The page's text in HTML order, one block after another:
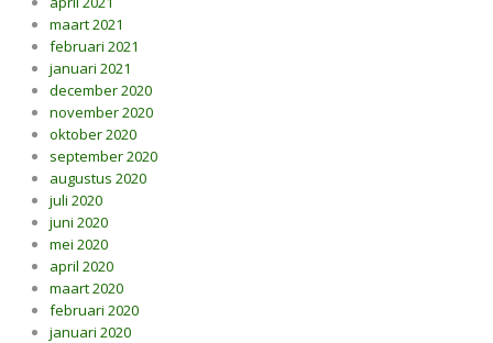
maart 2021
februari 2021
januari 2021
december 2020
november 2020
oktober 2020
september 2020
augustus 2020
juli 2020
juni 2020
mei 2020
april 2020
maart 2020
februari 2020
januari 2020